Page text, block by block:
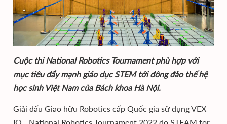
Cuộc thi National Robotics Tournament phù hợp với
mục tiêu đẩy mạnh giáo dục STEM tới đông đảo thế hệ
học sinh Việt Nam của Bách khoa Hà Nội.
Giải đấu Giao hữu Robotics cấp Quốc gia sử dụng VEX